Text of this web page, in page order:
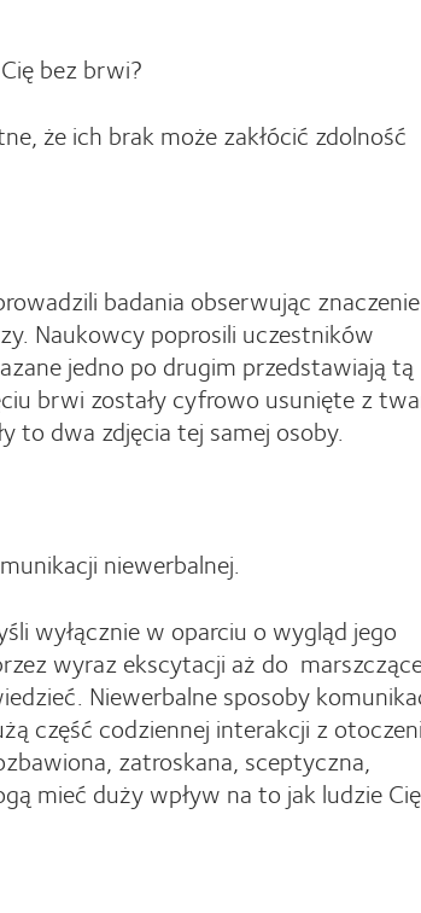
bez brwi?
że ich brak może zakłócić zdolność
badania obserwując znaczenie
Naukowcy poprosili uczestników
jedno po drugim przedstawiają tą
brwi zostały cyfrowo usunięte z
to dwa zdjęcia tej samej osoby.
niewerbalnej.
wyłącznie w oparciu o wygląd jego
wyraz ekscytacji aż do
Niewerbalne sposoby
część codziennej interakcji z
zatroskana, sceptyczna,
mieć duży wpływ na to jak ludzie Cię